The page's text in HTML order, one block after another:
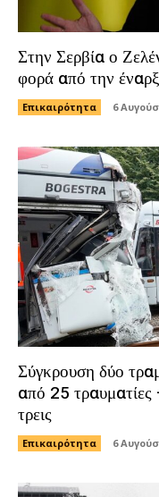
Στην Σερβία ο
φορά από την
Επικαιρότητα 6
Σύγκρουση δύο
από 25
τρεις
Επικαιρότητα 6